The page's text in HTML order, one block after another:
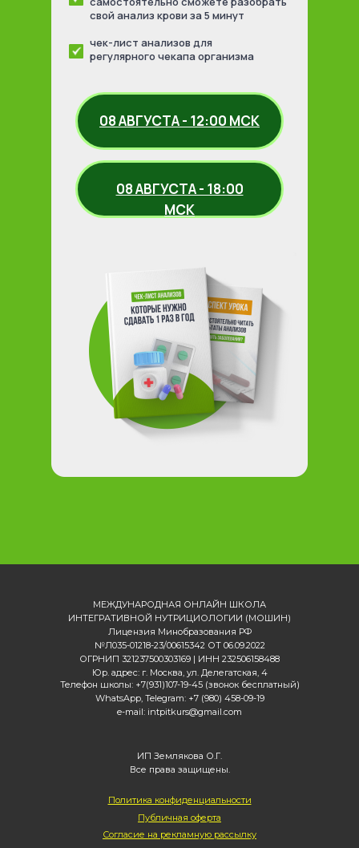
свой анализ крови за 5 минут
чек-лист анализов для
регулярного чекапа организма
08 АВГУСТА - 12:00 МСК
08 АВГУСТА - 18:00
МСК
ИП Землякова О.Г.
Все права защищены.
Телефон школы: +7(931)107-19-45 (звонок бесплатный)
WhatsApp, Telegram: +7 (980) 458-09-19
e-mail: intpitkurs@gmail.com
МЕЖДУНАРОДНАЯ ОНЛАЙН ШКОЛА
ИНТЕГРАТИВНОЙ НУТРИЦИОЛОГИИ (МОШИН)
Лицензия Минобразования РФ
№Л035-01218-23/00615342 ОТ 06.09.2022
ОГРНИП 321237500303169 | ИНН 232506158488
Юр. адрес: г. Москва, ул. Делегатская, 4
Политика конфиденциальности
Публичная оферта
Согласие на рекламную рассылку